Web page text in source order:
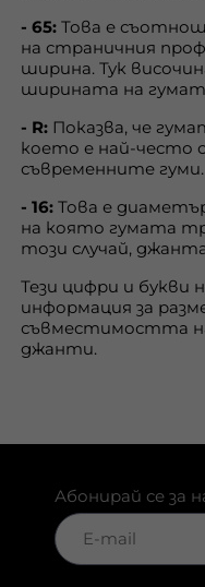
- 65: Това е
на страничния
ширина. Тук
ширината на
- R: Показва, че
което е най-често
съвременните гуми.
- 16: Това е
на която гумата
този случай,
Тези цифри и букви
информация за
съвместимостта
джанти.
Абонирай се за